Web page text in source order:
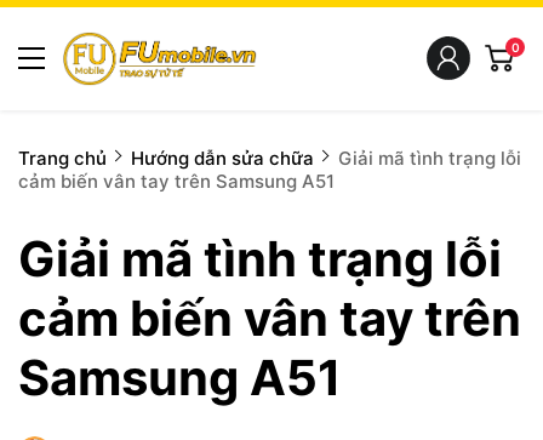
0
Trang chủ Hướng dẫn sửa chữa
Giải mã tình trạng lỗi
cảm biến vân tay trên Samsung A51
Giải mã tình trạng lỗi
cảm biến vân tay trên
Samsung A51